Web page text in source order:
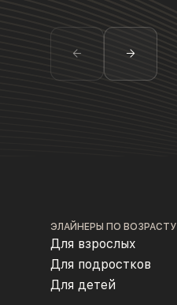
ЭЛАЙНЕРЫ ПО ВОЗРАСТУ
Для взрослых
Для подростков
Для детей